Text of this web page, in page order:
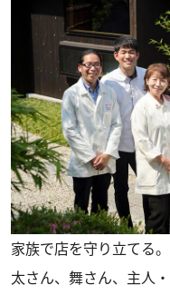
家族で店を守り立てる
太さん、舞さん、主人